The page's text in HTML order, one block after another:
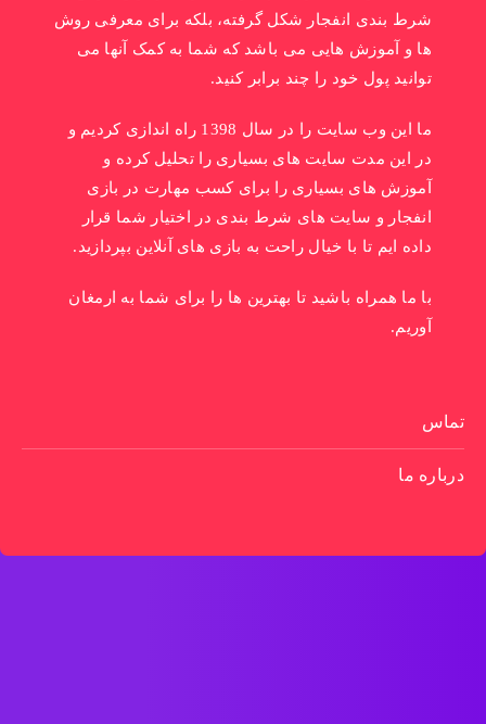
شرط بندی انفجار شکل گرفته، بلکه برای معرفی روش
ها و آموزش هایی می باشد که شما به کمک آنها می
توانید پول خود را چند برابر کنید.
ما این وب سایت را در سال 1398 راه اندازی کردیم و
در این مدت سایت های بسیاری را تحلیل کرده و
آموزش های بسیاری را برای کسب مهارت در بازی
انفجار و سایت های شرط بندی در اختیار شما قرار
داده ایم تا با خیال راحت به بازی های آنلاین بپردازید.
با ما همراه باشید تا بهترین ها را برای شما به ارمغان
آوریم.
تماس
درباره ما